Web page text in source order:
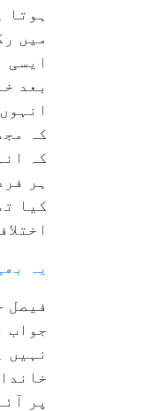
ہوتا
میں
ایسی
بعد
کہ
کہ
ہر
کیا
یہ
فیصل
جواب
نہیں
پر